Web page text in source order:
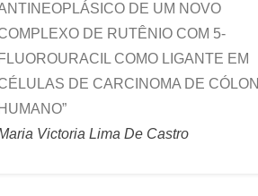
DE UM NOVO
DE RUTÊNIO COM 5-
FLUOROURACIL COMO LIGANTE EM
DE CARCINOMA DE CÓLON
HUMANO”
Victoria Lima De Castro